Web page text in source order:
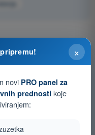
×
novi PRO panel za
prednosti koje